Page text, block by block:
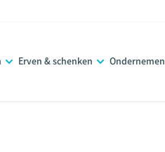
Erven & schenken Ondernemen